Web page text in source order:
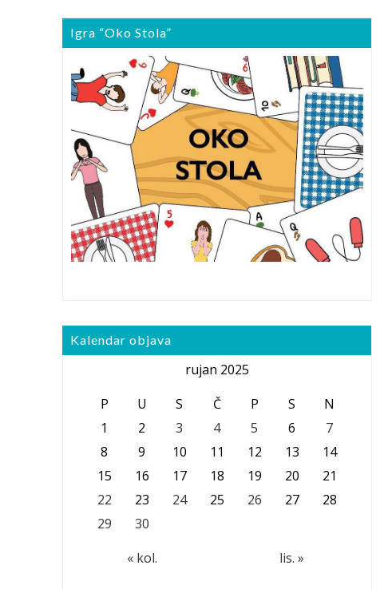
Igra “Oko Stola”
Kalendar objava
rujan 2025
P
U S Č P S N
« kol. lis. »
1 2 3 4 5 6
7
8
9 10 11 12 13
14
15
16 17 18 19 20
21
22
23 24 25 26 27
28
29
30